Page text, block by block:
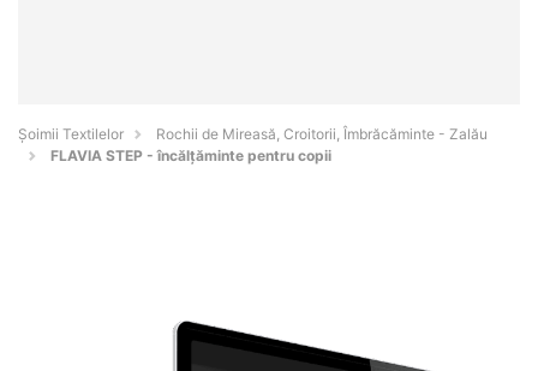
Șoimii Textilelor
Rochii de Mireasă, Croitorii, Îmbrăcăminte - Zalău
FLAVIA STEP - încălțăminte pentru copii